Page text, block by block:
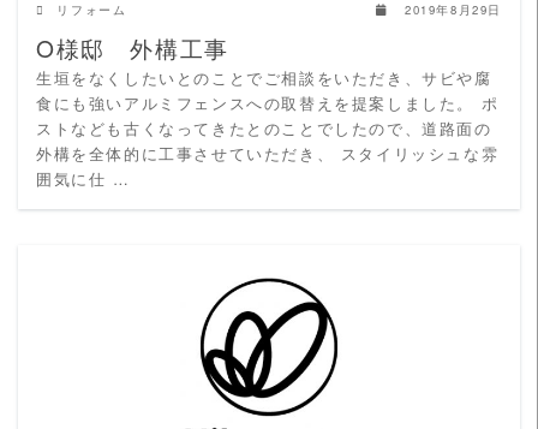
リフォーム 2019年8月29日
O様邸 外構工事
生垣をなくしたいとのことでご相談をいただき、サビや腐
食にも強いアルミフェンスへの取替えを提案しました。 ポ
ストなども古くなってきたとのことでしたので、道路面の
外構を全体的に工事させていただき、 スタイリッシュな雰
囲気に仕 …
READ MORE